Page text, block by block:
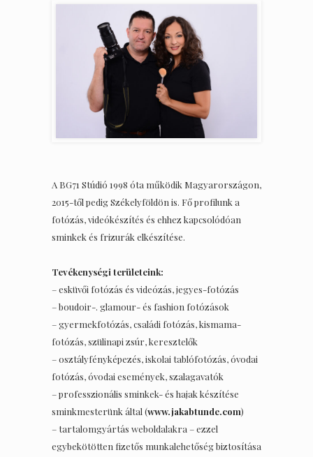
A BG71 Stúdió 1998 óta működik Magyarországon,
2015-től pedig Székelyföldön is. Fő profilunk a
fotózás, videókészítés és ehhez kapcsolódóan
sminkek és frizurák elkészítése.
Tevékenységi területeink:
– esküvői fotózás és videózás, jegyes-fotózás
– boudoir-. glamour- és fashion fotózások
– gyermekfotózás, családi fotózás, kismama-
fotózás, szülinapi zsúr, keresztelők
– osztályfényképezés, iskolai tablófotózás, óvodai
fotózás, óvodai események, szalagavatók
– professzionális sminkek- és hajak készítése
sminkmesterünk által (www.jakabtunde.com)
– tartalomgyártás weboldalakra – ezzel
egybekötötten fizetős munkalehetőség biztosítása